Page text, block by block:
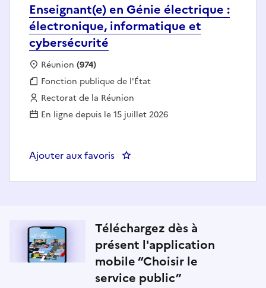
Enseignant(e) en Génie électrique :
électronique, informatique et
cybersécurité
Localisation :
Réunion (974)
Fonction publique :
Fonction publique de l'État
Employeur :
Rectorat de la Réunion
En ligne depuis le 15 juillet 2026
Ajouter aux favoris : Enseignant(e) en Génie
Téléchargez dès à
présent l'application
mobile “Choisir le
service public”